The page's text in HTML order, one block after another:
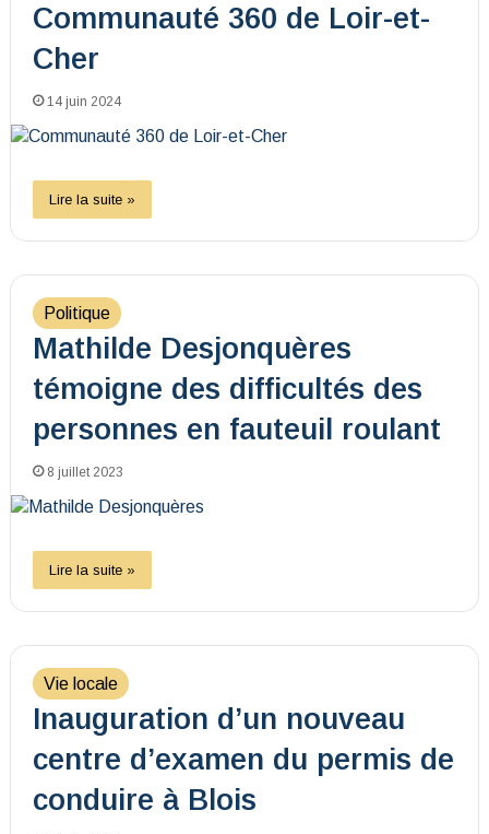
Communauté 360 de Loir-et-
Cher
14 juin 2024
Lire la suite »
Politique
Mathilde Desjonquères
témoigne des difficultés des
personnes en fauteuil roulant
8 juillet 2023
Lire la suite »
Vie locale
Inauguration d’un nouveau
centre d’examen du permis de
conduire à Blois